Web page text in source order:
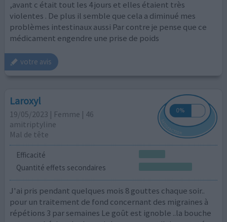
,avant c était tout les 4 jours et elles étaient très
violentes . De plus il semble que cela a diminué mes
problèmes intestinaux aussi Par contre je pense que ce
médicament engendre une prise de poids
votre avis
Laroxyl
19/05/2023 | Femme | 46
amitriptyline
Mal de tête
Efficacité
Quantité effets secondaires
J'ai pris pendant quelques mois 8 gouttes chaque soir..
pour un traitement de fond concernant des migraines à
répétions 3 par semaines Le goût est ignoble ..la bouche